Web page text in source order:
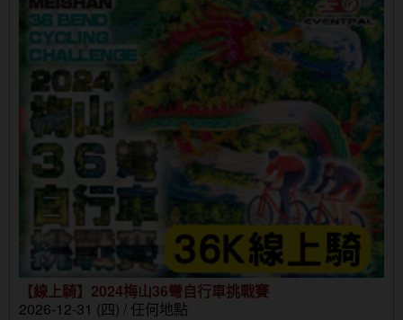
【線上騎】2024梅山36彎自行車挑戰賽
2026-12-31 (四) / 任何地點